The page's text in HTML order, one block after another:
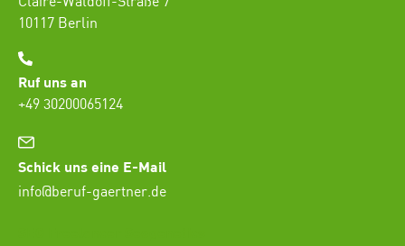
10117 Berlin
Ruf uns an
+49 30200065124
Schick uns eine E-Mail
info@beruf-gaertner.de